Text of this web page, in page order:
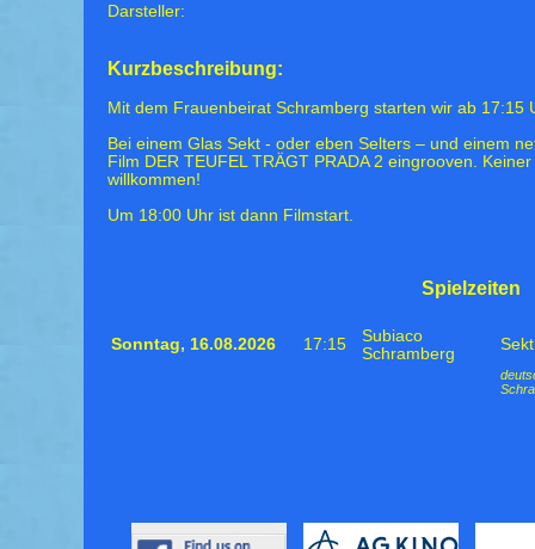
Darsteller:
Kurzbeschreibung:
Mit dem Frauenbeirat Schramberg starten wir ab 17:15
Bei einem Glas Sekt - oder eben Selters – und einem
Film DER TEUFEL TRÄGT PRADA 2 eingrooven.
willkommen!
Um 18:00 Uhr ist dann Filmstart.
Spielzeiten
Sonntag, 16.08.2026 17:15
Subiaco
Schramberg